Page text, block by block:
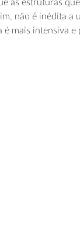
as estruturas
não é inédita a
mais intensiva e